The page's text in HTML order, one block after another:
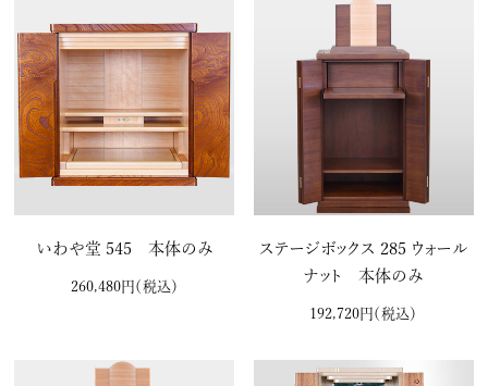
いわや堂 545 本体のみ
260,480円 （税込）
ステージボックス 285 ウォール
ナット 本体のみ
192,720円 （税込）